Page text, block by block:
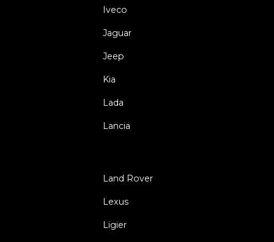
Iveco
Jaguar
Jeep
Kia
Lada
Lancia
Land Rover
Lexus
Ligier